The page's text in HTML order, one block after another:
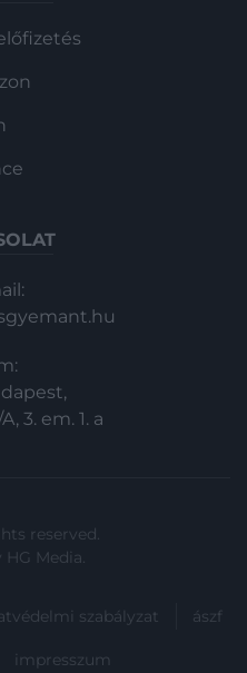
3. em. 1. a
reserved.
HG Media.
szabályzat ászf
impresszum